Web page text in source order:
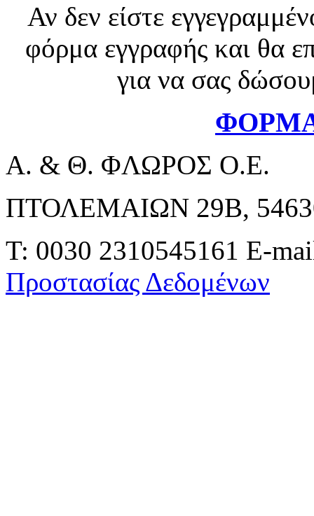
Αν δεν είστε
φόρμα εγγραφής και θα
για να σας
Α. & Θ. ΦΛΩΡΟΣ Ο.Ε.
ΠΤΟΛΕΜΑΙΩΝ 29Β,
Τ: 0030 2310545161 E-
Προστασίας Δεδομένων